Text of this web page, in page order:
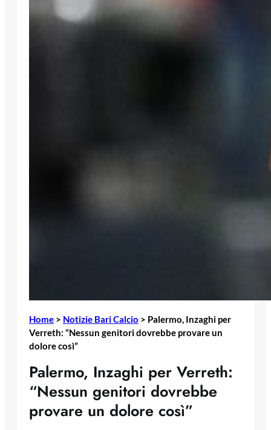
Home > Notizie Bari Calcio > Palermo, Inzaghi per
Verreth: “Nessun genitori dovrebbe provare un
dolore così”
Palermo, Inzaghi per Verreth:
“Nessun genitori dovrebbe
provare un dolore così”